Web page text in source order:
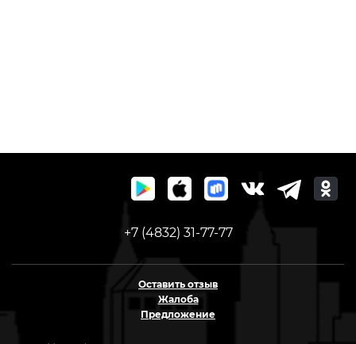
+7 (4832) 31-77-77
Оставить отзыв
Жалоба
Предложение